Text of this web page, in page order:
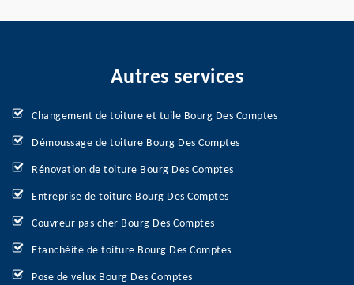
Autres services
Changement de toiture et tuile Bourg Des Comptes
Démoussage de toiture Bourg Des Comptes
Rénovation de toiture Bourg Des Comptes
Entreprise de toiture Bourg Des Comptes
Couvreur pas cher Bourg Des Comptes
Etanchéité de toiture Bourg Des Comptes
Pose de velux Bourg Des Comptes